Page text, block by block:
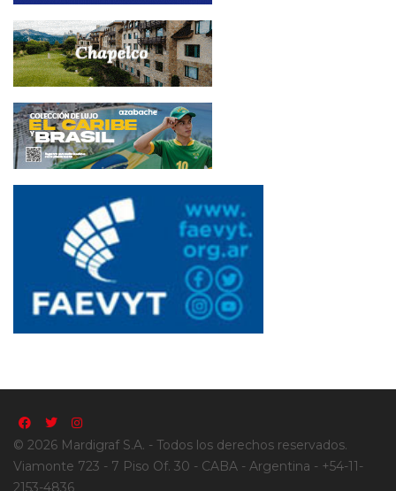
© 2026 Mardigraf S.A. - Todos los derechos reservados.
Viamonte 723 - 7 Piso Of. 30 - CABA - Argentina - +54-11-
2153-4836